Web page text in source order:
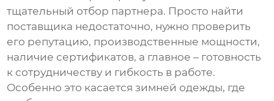
тщательный отбор партнера. Просто найти
поставщика недостаточно, нужно проверить
его репутацию, производственные мощности,
наличие сертификатов, а главное – готовность
к сотрудничеству и гибкость в работе.
Особенно это касаетсязимней одежды, где